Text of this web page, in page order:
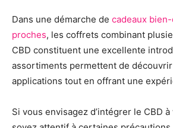
Dans une démarche de cadeaux
proches, les coffrets combinant
CBD constituent une excellente
assortiments permettent de
applications tout en offrant une
Si vous envisagez d’intégrer le CBD